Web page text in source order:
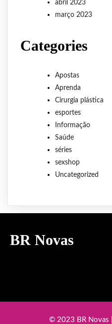
abril 2023
março 2023
Categories
Apostas
Aprenda
Cirurgia plástica
esportes
Informação
Saúde
séries
sexshop
Uncategorized
BR Novas
© 2023 BR Novas |